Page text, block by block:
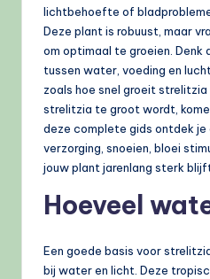
lichtbehoefte of
Deze plant is robuust, maar
om optimaal te groeien. Denk
tussen water, voeding en
zoals hoe snel groeit
strelitzia te groot wordt,
deze complete gids ontdek
verzorging, snoeien, bloei
jouw plant jarenlang sterk
Hoeveel
Een goede basis voor
bij water en licht. Deze